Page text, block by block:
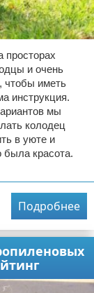
просторах
и очень
чтобы иметь
инструкция.
мы
колодец
в уюте и
была красота.
Подробнее